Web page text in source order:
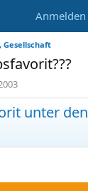
Anmelden
Gesellschaft
unter den